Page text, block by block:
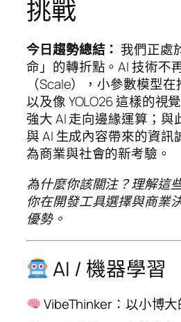
挑戰
今日趨勢總結： 我們正處
命」的轉折點。AI 技術不
（Scale），小參數模型
以及像 YOLO26 這樣的視
強大 AI 走向邊緣運算；與
與 AI 生成內容帶來的資訊
為商業與社會的新考驗。
為什麼你該關注？理解這
你在開發工具選擇與商業
優勢。
AI / 機器學習
VibeThinker：以小博